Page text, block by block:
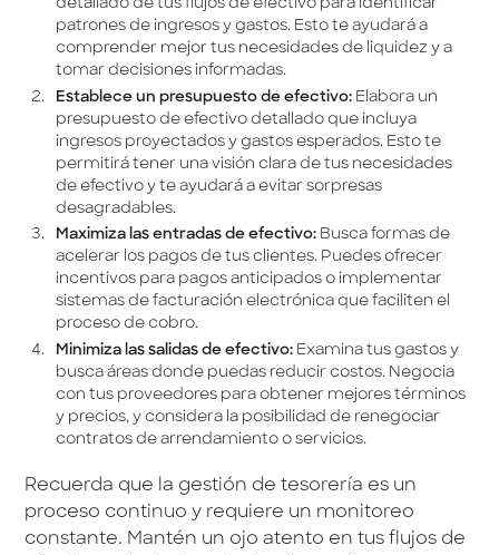
detallado de tus flujos de efectivo para identificar
patrones de ingresos y gastos. Esto te ayudará a
comprender mejor tus necesidades de liquidez y a
tomar decisiones informadas.
Establece un presupuesto de efectivo: Elabora un
presupuesto de efectivo detallado que incluya
ingresos proyectados y gastos esperados. Esto te
permitirá tener una visión clara de tus necesidades
de efectivo y te ayudará a evitar sorpresas
desagradables.
Maximiza las entradas de efectivo: Busca formas de
acelerar los pagos de tus clientes. Puedes ofrecer
incentivos para pagos anticipados o implementar
sistemas de facturación electrónica que faciliten el
proceso de cobro.
Minimiza las salidas de efectivo: Examina tus gastos y
busca áreas donde puedas reducir costos. Negocia
con tus proveedores para obtener mejores términos
y precios, y considera la posibilidad de renegociar
contratos de arrendamiento o servicios.
Recuerda que la gestión de tesorería es un
proceso continuo y requiere un monitoreo
constante. Mantén un ojo atento en tus flujos de